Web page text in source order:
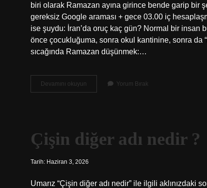
biri olarak Ramazan ayına girince bende garip bir
gereksiz Google araması + gece 03.00 iç
ise şuydu: İran’da oruç kaç gün? Normal bir insan
önce çocukluğuma, sonra okul kantinine, sonra da
sıcağında Ramazan düşünmek:…
Devamını okuyun
oruç
Yorum Bırak
Çişin diğer adı nedir ?
Tarih: Haziran 3, 2026
Umarız “Çişin diğer adı nedir” ile ilgili